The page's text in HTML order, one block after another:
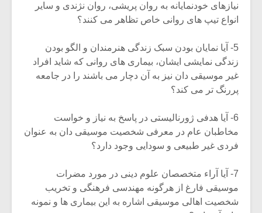
نیازهای خودنمایانه به روان پریشی، روان نژندی و سایر
انواع تیپ های روانی خاص تظاهر می کنند؟
5- آیا نمایان بودن سبک زندگی هنرمندان و الگو بودن
زندگی نمایشی ایشان، بیماری های روانی که شاید افراد
غیر موسیقی دان نیز به آن دچار می باشند را در جامعه
پررنگ تر می کند؟
6- آیا هدفی ژورنالیستی در پاسخ به نیاز و خواست
مخاطبان عام در معرفی شخصیت موسیقی دان به عنوان
فردی غیر طبیعی و سودایی وجود دارد؟
7- آیا آراء متخصصان علوم دینی در مورد مضرات
موسیقی فارغ از هرگونه مهندسی فرهنگی و تخریب
شخصیت اهالی موسیقی اشاره به این بیماری ها و نمونه